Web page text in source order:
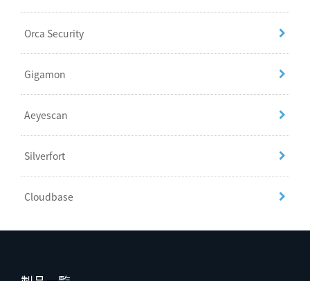
Orca Security
Gigamon
Aeyescan
Silverfort
Cloudbase